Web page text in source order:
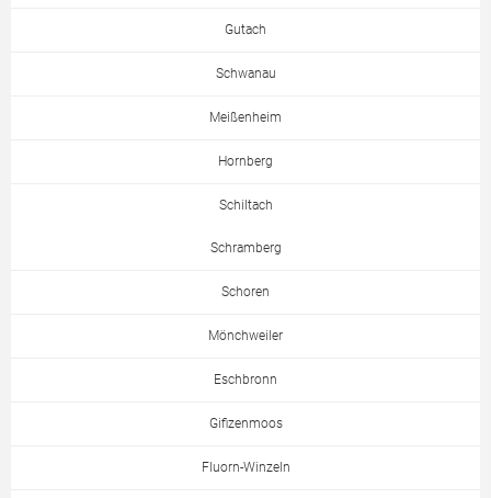
Gutach
Schwanau
Meißenheim
Hornberg
Schiltach
Schramberg
Schoren
Mönchweiler
Eschbronn
Gifizenmoos
Fluorn-Winzeln